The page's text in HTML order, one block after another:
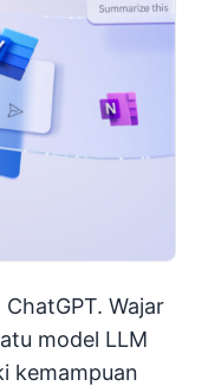
Wajar
model LLM
kemampuan